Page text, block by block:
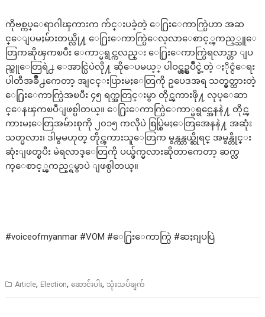
ကိုဗစ္ကပ္ေရာဂါၾကားက က်င္းပခဲ့တဲ့ ေ႐ြးေကာက္ပြဲဟာ အဆ
င္ေျပမႈမ်ားတယ္လို႔ ေ႐ြးေကာက္ပြဲေလ့လာေစာင့္ၾကည့္သူေ
တြကဆိုၾကၿပီး ေကာ္မရွင္ကလည္း ေ႐ြးေကာက္ပြဲရလာဒ္ဟာ ျပ
ည္သူေတြရဲ႕ ေအာင္ပြဲပဲလို႔ ဆိုေပမယ့္ ပါဝင္ယွဥ္ၿပိဳင္ခဲ့တဲ့ ႏိုင္ငံေရး
ပါတီအခ်ိဳ႕ကေတာ့ အျငင္းပြားမႈေတြကို ဥပေဒအရ သတ္မွတ္ထားတဲ့
ေ႐ြးေကာက္ပြဲအၿပီး ၄၅ ရက္အတြင္းမွာ တိုင္ၾကားဖို႔ လုပ္ေဆာ
င္ေနၾကၿပီျဖစ္ပါတယ္။ ေ႐ြးေကာက္ပြဲေကာ္မရွင္အေနနဲ႔ တိုင္ၾ
ကားမႈေတြအမ်ားစုကို ၂၀၁၅ ကလိုပဲ စြပ္စြဲမႈေတြအေနနဲ႔ အဆုံး
သတ္မလား၊ ဒါမွမဟုတ္ တိုင္ၾကားသူေတြက မွန္ကန္တယ္ဆိုရင္ အမွန္တိုင္း
ဆုံးျဖတ္ၿပီး မဲရလာဒ္ေတြကို ပယ္ဖ်က္မလားဆိုတာကေတာ့ ဆက္လ
က္ေစာင့္ၾကည့္ရမွာပဲ ျဖစ္ပါတယ္။
#voiceofmyanmar #VOM #ေ႐ြးေကာက္ပြဲ #ဆႏၵျပပြဲ
Article, Election,ဆောင်းပါး, သုံးသပ်ချက်